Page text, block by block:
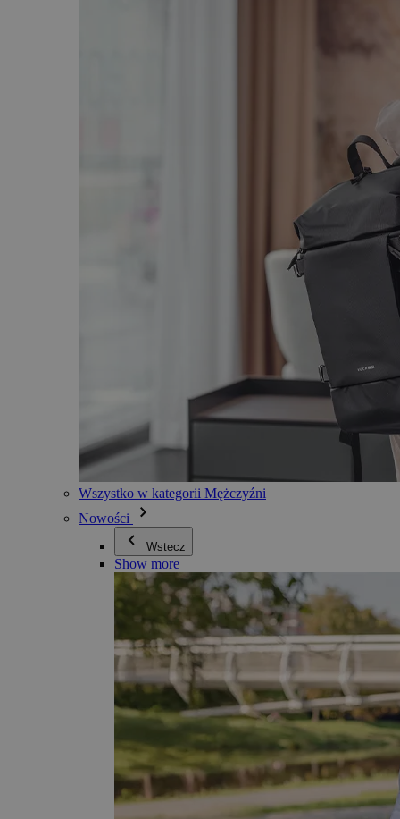
Wszystko w kategorii Mężczyźni
Nowości
Wstecz
Show more